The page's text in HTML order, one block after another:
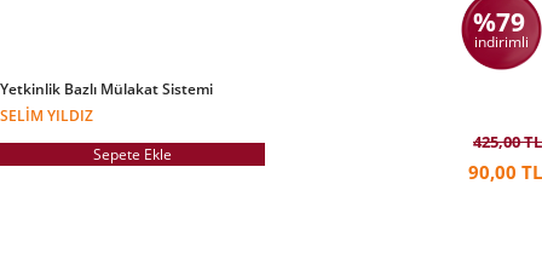
%79
indirimli
Yetkinlik Bazlı Mülakat Sistemi
SELIM YILDIZ
Sepete Ekle
425,00 TL
90,00 TL